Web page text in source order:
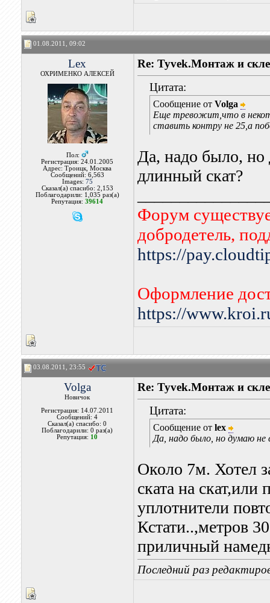
01.08.2011, 09:02
Lex
ОХРИМЕНКО АЛЕКСЕЙ
Пол:
Регистрация: 24.01.2005
Адрес: Троицк, Москва
Сообщений: 6,563
Images: 75
Сказал(а) спасибо: 2,153
Поблагодарили: 1,035 раз(а)
Репутация:39614
Re: Tyvek.Монтаж и
Цитата:
Сообщение от Volga
Еще тревожит,что в
ставить контру не 25,а
Да, надо было, но
длинный скат?
Форум
добродетель,
https://
Оформление
https://
03.08.2011, 23:55
Volga
Новичок
Регистрация: 14.07.2011
Сообщений: 4
Сказал(а) спасибо: 0
Поблагодарили: 0 раз(а)
Репутация: 10
Re: Tyvek.Монтаж и
Цитата:
Сообщение от lex
Да, надо было, но думаю не
Около 7м. Хотел
ската на
уплотнители
Кстати..,метров
приличный
Последний раз